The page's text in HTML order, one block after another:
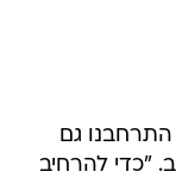
גם
"כדי להרחיב